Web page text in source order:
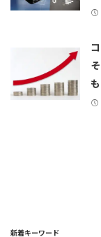
新着キーワード